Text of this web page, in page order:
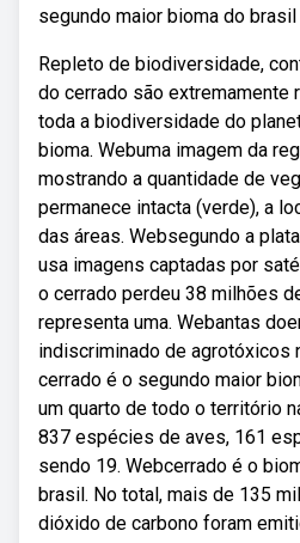
segundo maior bioma do
Repleto de biodiversidade,
do cerrado são extremamente
toda a biodiversidade do
bioma. Webuma imagem da
mostrando a quantidade de
permanece intacta (verde), a
das áreas. Websegundo a
usa imagens captadas por
o cerrado perdeu 38 milhões
representa uma. Webantas
indiscriminado de agrotóxicos
cerrado é o segundo maior
um quarto de todo o território
837 espécies de aves, 161
sendo 19. Webcerrado é o
brasil. No total, mais de 135
dióxido de carbono foram